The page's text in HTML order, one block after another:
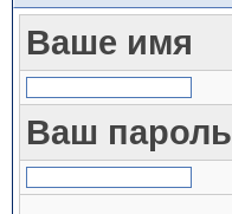
Ваше имя
Ваш пароль